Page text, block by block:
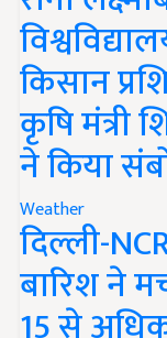
किसान
कृषि मंत्री
ने किया
Weather
दिल्ली-
बारिश ने